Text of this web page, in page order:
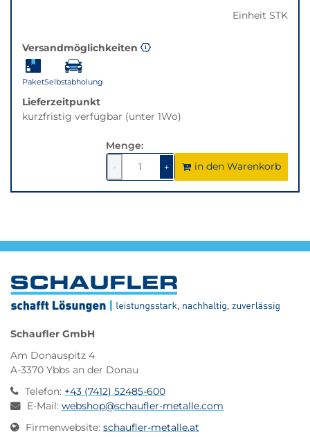
Einheit STK
Versandmöglichkeiten
PaketSelbstabholung
Lieferzeitpunkt
kurzfristig verfügbar (unter 1Wo)
Menge:
-
1
verringern
+1um
1
erhöhen
in den Warenkorb
Schaufler GmbH
Am Donauspitz 4
A-3370 Ybbs an der Donau
Telefon: +43 (7412) 52485-600
E-Mail: webshop@schaufler-metalle.com
Firmenwebsite: schaufler-metalle.at